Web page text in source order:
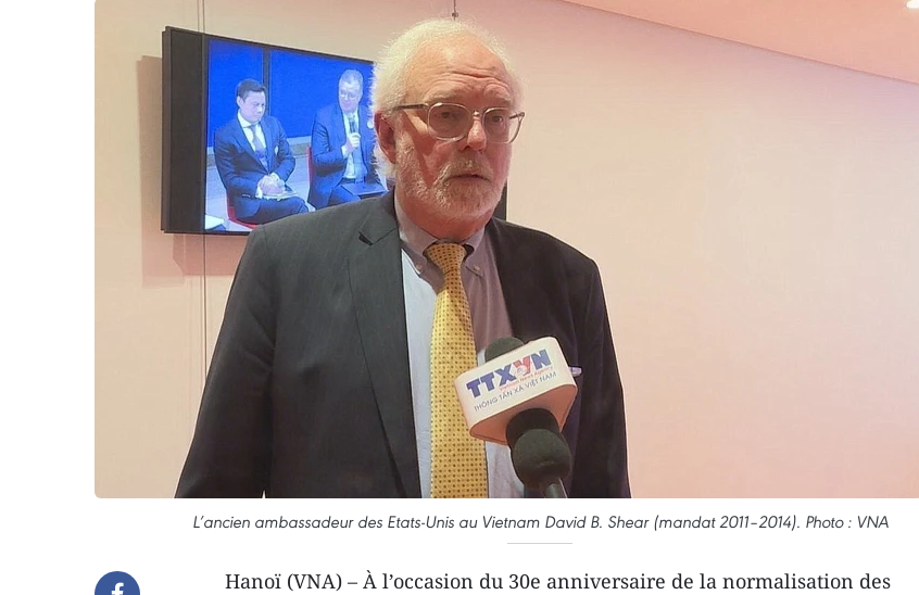
L’ancien ambassadeur des Etats-Unis au Vietnam David B. Shear (mandat 2011–2014). Photo : VNA
Hanoï (VNA) – À l’occasion du 30e anniversaire de la normalisation des